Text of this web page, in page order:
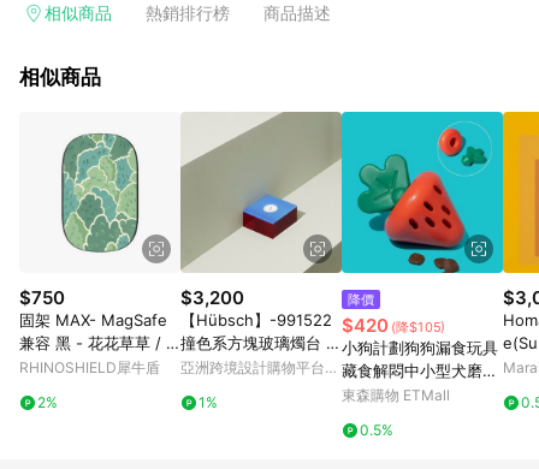
APP下單，將不符合贈點資格。 3. 點數將於出貨後60天前後發
相似商品 熱銷排行榜 商品描述
相似商品
$750
固架 MAX- MagSafe
兼容 黑 - 花花草草 / Fl
owers & Plants - 靜謐
RHINOSHIELD犀牛盾
2%
$3,200
【Hübsch】-991522
撞色系方塊玻璃燭台 擺
飾 紙鎮
亞洲跨境設計購物平台
1%
降價
$420 (降$105)
小狗計劃狗狗漏食玩具
藏食解悶中小型犬磨牙
潔齒寵物用品
東森購物 ETMall
0.5%
f